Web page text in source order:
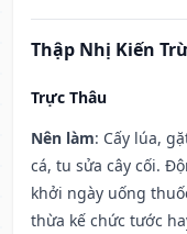
Thập Nhị Kiến
Trực Thâu
Nên làm: Cấy lúa,
cá, tu sửa cây cối.
khởi ngày uống
thừa kế chức tước